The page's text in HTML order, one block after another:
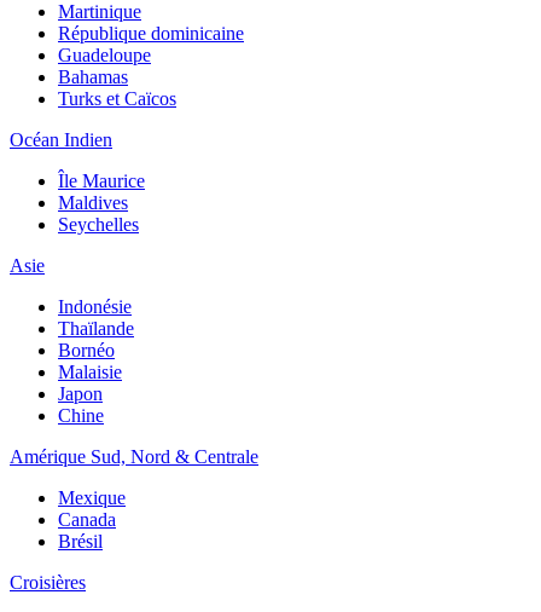
Martinique
République dominicaine
Guadeloupe
Bahamas
Turks et Caïcos
Océan Indien
Île Maurice
Maldives
Seychelles
Asie
Indonésie
Thaïlande
Bornéo
Malaisie
Japon
Chine
Amérique Sud, Nord & Centrale
Mexique
Canada
Brésil
Croisières